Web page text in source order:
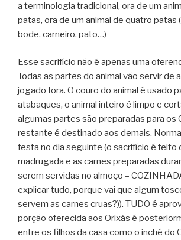
a terminologia tradicional, ora de um
patas, ora de um animal de quatro patas
bode, carneiro, pato…)
Esse sacrifício não é apenas uma
Todas as partes do animal vão servir de
jogado fora. O couro do animal é usado
atabaques, o animal inteiro é limpo e
algumas partes são preparadas para os
restante é destinado aos demais.
festa no dia seguinte (o sacrifício é feito
madrugada e as carnes preparadas
serem servidas no almoço –
explicar tudo, porque vai que algum
servem as carnes cruas?)). TUDO é
porção oferecida aos Orixás é
entre os filhos da casa como o inché do